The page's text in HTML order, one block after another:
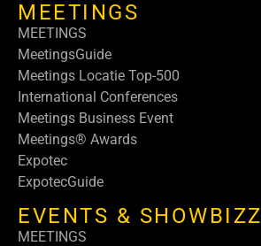
MEETINGS
MEETINGS
MeetingsGuide
Meetings Locatie Top-500
International Conferences
Meetings Business Event
Meetings® Awards
Expotec
ExpotecGuide
EVENTS & SHOWBIZZ
MEETINGS